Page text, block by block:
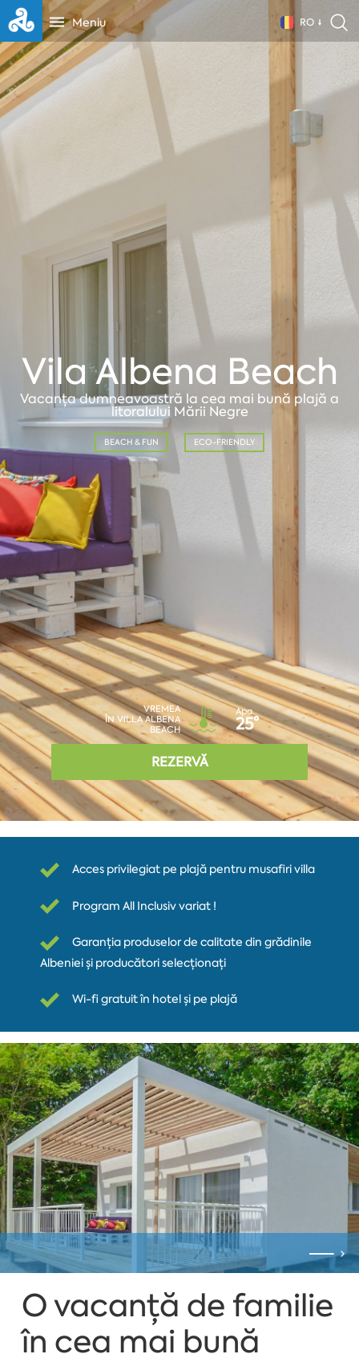
Meniu RO
Vila Albena Beach
Vacanța dumneavoastră la cea mai bună plajă a
litoralului Mării Negre
BEACH & FUN ECO-FRIENDLY
VREMEA
ÎN VILLA ALBENA
BEACH
Apa
25°
REZERVĂ
Acces privilegiat pe plajă pentru musafiri villa
Program All Inclusiv variat !
Garanția produselor de calitate din grădinile
Albeniei și producători selecționați
Wi-fi gratuit în hotel și pe plajă
O vacanță de familie
în cea mai bună